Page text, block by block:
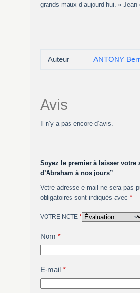
grands maux d’aujourd’hui. » Jean
Auteur ANTONY
Avis
Il n’y a pas encore d’avis.
Soyez le premier à laisser votre
d’Abraham à nos jours”
Votre adresse e-mail ne sera pas
obligatoires sont indiqués avec *
VOTRE NOTE *
Nom *
E-mail*